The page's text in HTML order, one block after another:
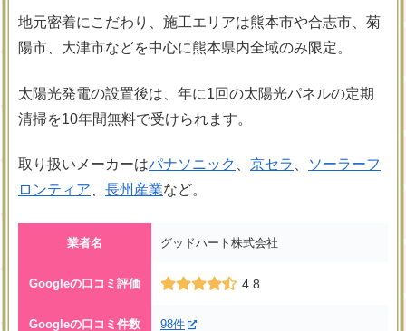
地元密着にこだわり、施工エリアは熊本市や合志市、菊
陽市、大津市などを中心に熊本県内全域のみ限定。
太陽光発電の設置後は、年に1回の太陽光パネルの定期
清掃を10年間無料で受けられます。
取り扱いメーカーはパナソニック 京セラ
ソーラーフ
ロンティア
長州産業など。
業者名 グッドハート株式会社
Googleの口コミ評価 4.8
Googleの口コミ件数 98件